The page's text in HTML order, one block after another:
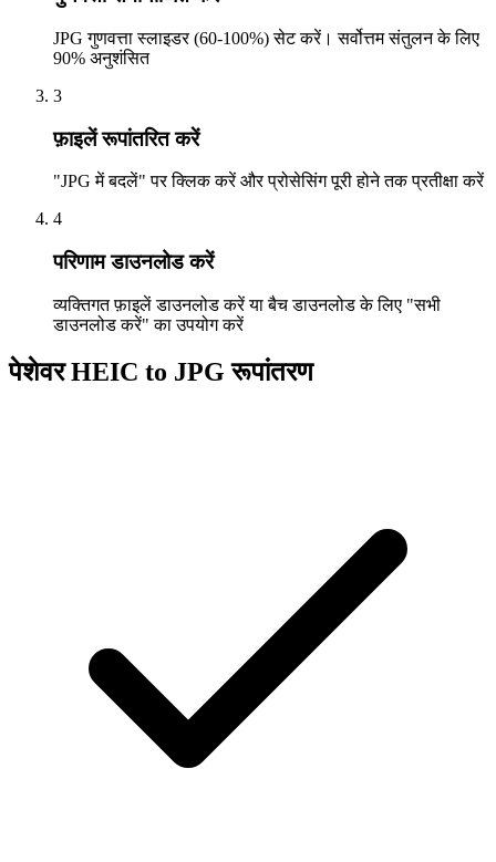
JPG गुणवत्ता स्लाइडर (60-100%) सेट करें। सर्वोत्तम संतुलन के लिए
90% अनुशंसित
3
फ़ाइलें रूपांतरित करें
"JPG में बदलें" पर क्लिक करें और प्रोसेसिंग पूरी होने तक प्रतीक्षा करें
4
परिणाम डाउनलोड करें
व्यक्तिगत फ़ाइलें डाउनलोड करें या बैच डाउनलोड के लिए "सभी
डाउनलोड करें" का उपयोग करें
पेशेवर HEIC to JPG रूपांतरण